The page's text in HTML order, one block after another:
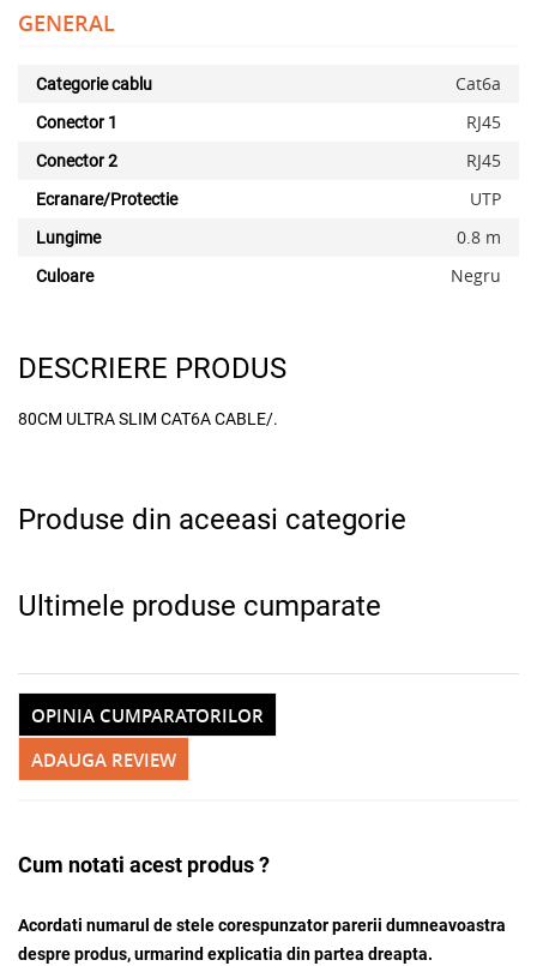
GENERAL
Categorie cablu Cat6a
Conector 1 RJ45
Conector 2 RJ45
Ecranare/Protectie UTP
Lungime 0.8 m
Culoare Negru
DESCRIERE PRODUS
80CM ULTRA SLIM CAT6A CABLE/.
Produse din aceeasi categorie
Ultimele produse cumparate
ADAUGA REVIEW
OPINIA CUMPARATORILOR
Cum notati acest produs ?
Acordati numarul de stele corespunzator parerii dumneavoastra
despre produs, urmarind explicatia din partea dreapta.